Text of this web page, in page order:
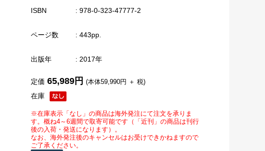
ISBN : 978-0-323-47777-2
ページ数 : 443pp.
出版年 : 2017年
在庫
定価 65,989円 (本体59,990円 ＋ 税)
※在庫表示「なし」の商品は海外発注にて注文を承りま
す。概ね4～6週間で取寄可能です（「近刊」の商品は刊行
後の入荷・発送になります）。
なお、海外発注後のキャンセルはお受けできかねますので
ご了承ください。